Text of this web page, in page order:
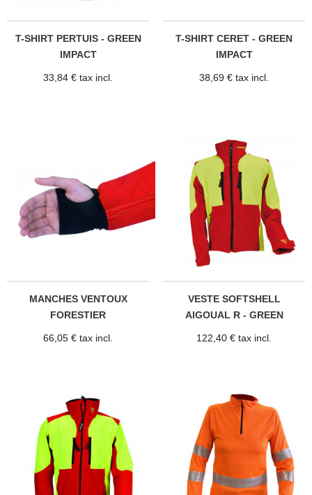
T-SHIRT PERTUIS - GREEN
IMPACT
33,84 € tax incl.
T-SHIRT CERET - GREEN
IMPACT
38,69 € tax incl.
MANCHES VENTOUX
FORESTIER
66,05 € tax incl.
VESTE SOFTSHELL
AIGOUAL R - GREEN
122,40 € tax incl.